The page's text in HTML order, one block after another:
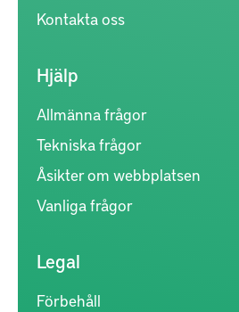
Kontakta oss
Hjälp
Allmänna frågor
Tekniska frågor
Åsikter om webbplatsen
Vanliga frågor
Legal
Förbehåll